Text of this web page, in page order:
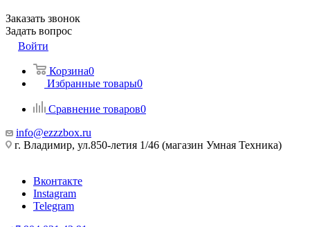
Заказать звонок
Задать вопрос
Войти
Корзина0
Избранные товары0
Сравнение товаров0
info@ezzzbox.ru
г. Владимир, ул.850-летия 1/46 (магазин Умная Техника)
Вконтакте
Instagram
Telegram